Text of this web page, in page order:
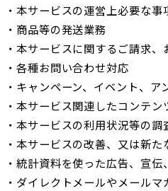
・本サービスの運営上必要な事
・商品等の発送業務
・本サービスに関するご請求、
・各種お問い合わせ対応
・キャンペーン、イベント、
・本サービス関連したコンテ
・本サービスの利用状況等の調
・本サービスの改善、又は新
・統計資料を使った広告、宣
・ダイレクトメールやメールマ